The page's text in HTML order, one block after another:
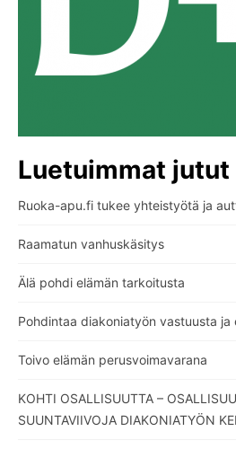
Luetuimmat jutut
Ruoka-apu.fi tukee yhteistyötä ja
Raamatun vanhuskäsitys
Älä pohdi elämän tarkoitusta
Pohdintaa diakoniatyön vastuusta ja
Toivo elämän perusvoimavarana
KOHTI OSALLISUUTTA –
SUUNTAVIIVOJA DIAKONIATYÖN